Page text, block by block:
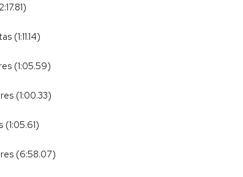
(1:11.14)
(1:05.59)
(1:00.33)
(6:58.07)